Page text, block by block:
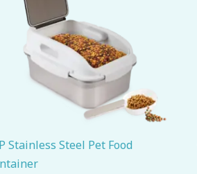
Stainless Steel Pet Food